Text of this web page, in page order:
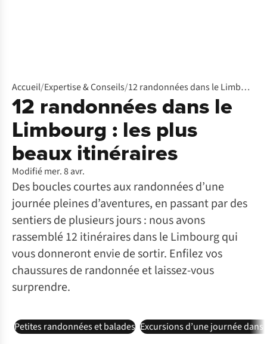
Accueil/Expertise & Conseils/ 12 randonnées dans le Limbourg : les plus beaux itinéraires
12 randonnées dans le
Limbourg : les plus
beaux itinéraires
Modifié mer. 8 avr.
Des boucles courtes aux randonnées d’une
journée pleines d’aventures, en passant par des
sentiers de plusieurs jours : nous avons
rassemblé 12 itinéraires dans le Limbourg qui
vous donneront envie de sortir. Enfilez vos
chaussures de randonnée et laissez-vous
surprendre.
Petites randonnées et balades Excursions d’une journée